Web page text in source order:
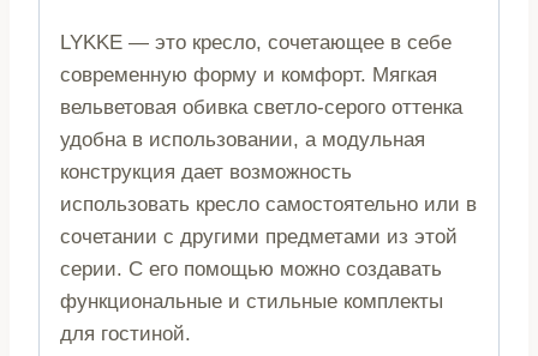
LYKKE — это кресло, сочетающее в себе
современную форму и комфорт. Мягкая
вельветовая обивка светло-серого оттенка
удобна в использовании, а модульная
конструкция дает возможность
использовать кресло самостоятельно или в
сочетании с другими предметами из этой
серии. С его помощью можно создавать
функциональные и стильные комплекты
для гостиной.